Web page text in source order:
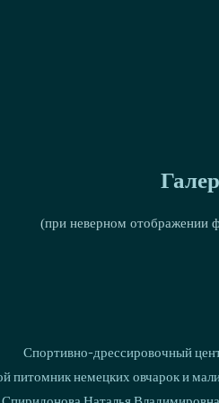
(при неверном отображении
Спортивно-дрессировочный
питомник немецких овчарок и